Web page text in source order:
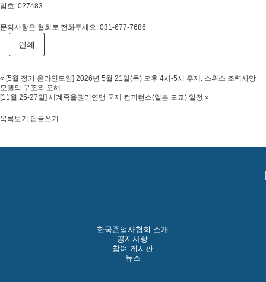
암호: 027483
문의사항은 협회로 전화주세요. 031-677-7686
인쇄
« [5월 정기 온라인모임] 2026년 5월 21일(목) 오후 4시-5시 주제: 스위스 조력사망
모델의 구조와 오해
[11월 25-27일] 세계죽을권리연맹 국제 컨퍼런스(일본 도쿄) 일정 »
목록보기 답글쓰기
한국존엄사협회 소개
공지사항
참여 게시판
뉴스